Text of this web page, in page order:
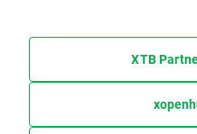
XTB